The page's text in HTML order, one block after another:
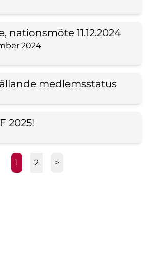
nationsmöte 11.12.2024
2024
medlemsstatus
2025!
1 2 >